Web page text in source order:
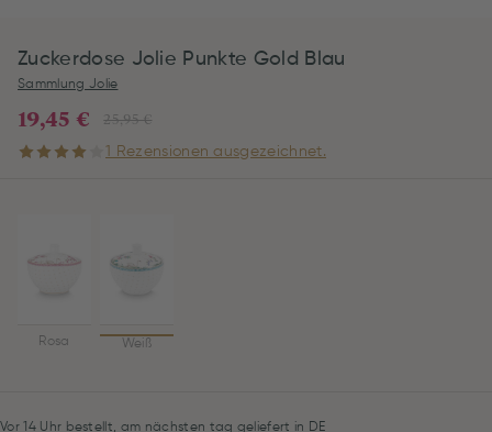
Zuckerdose Jolie Punkte Gold Blau
Sammlung Jolie
25,95 €
19,45 €
1 Rezensionen ausgezeichnet.
Rosa Weiß
Vor 14 Uhr bestellt, am nächsten tag geliefert in DE